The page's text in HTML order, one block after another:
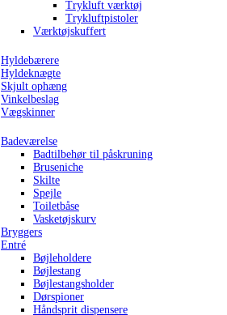
Trykluft værktøj
Trykluftpistoler
Værktøjskuffert
Hyldebærere
Hyldeknægte
Skjult ophæng
Vinkelbeslag
Vægskinner
Badeværelse
Badtilbehør til påskruning
Bruseniche
Skilte
Spejle
Toiletbåse
Vasketøjskurv
Bryggers
Entré
Bøjleholdere
Bøjlestang
Bøjlestangsholder
Dørspioner
Håndsprit dispensere